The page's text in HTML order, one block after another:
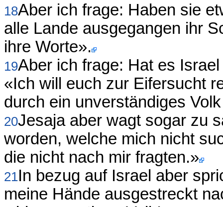
18Aber ich frage: Haben sie
alle Lande ausgegangen ihr
ihre Worte».
19Aber ich frage: Hat es
«Ich will euch zur Eifersucht
durch ein unverständiges
20Jesaja aber wagt sogar zu
worden, welche mich nicht
die nicht nach mir fragten.»
21In bezug auf Israel aber
meine Hände ausgestreckt